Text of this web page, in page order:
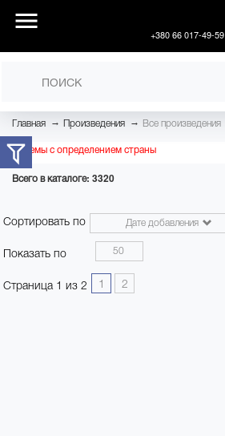
+380 66 017-49-59
Главная → Произведения → Все произведения
Проблемы с определением страны
Всего в каталоге: 3320
Сортировать по Дате добавления
Показать по 50
Страница 1 из 2 1 2